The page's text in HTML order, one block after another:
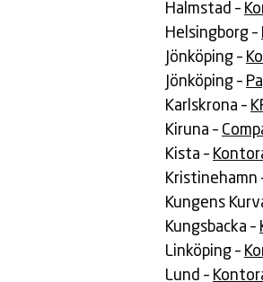
Halmstad –
Helsingborg –
Jönköping –
Jönköping –
Karlskrona –
Kiruna –
Kista –
Kristinehamn
Kungens
Kungsbacka –
Linköping –
Lund –